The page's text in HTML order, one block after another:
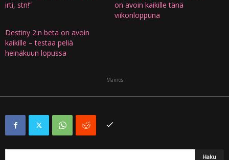
irti, stn!”
on avoin kaikille tänä
viikonloppuna
Destiny 2:n beta on avoin
kaikille – testaa peliä
heinäkuun lopussa
Mainos